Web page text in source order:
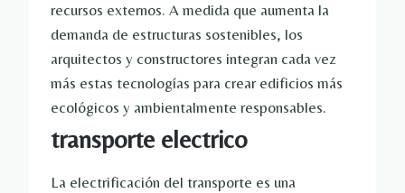
recursos externos. A medida que aumenta la
demanda de estructuras sostenibles, los
arquitectos y constructores integran cada vez
más estas tecnologías para crear edificios más
ecológicos y ambientalmente responsables.
transporte electrico
La electrificación del transporte es una